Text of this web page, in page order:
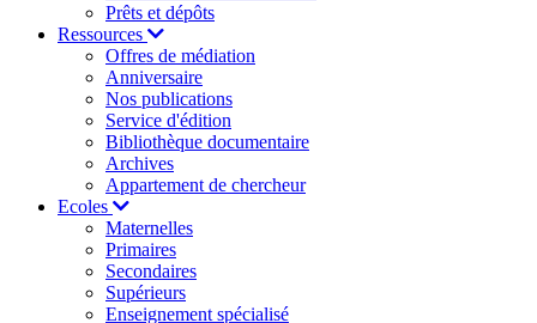
Prêts et dépôts
Ressources
Offres de médiation
Anniversaire
Nos publications
Service d'édition
Bibliothèque documentaire
Archives
Appartement de chercheur
Ecoles
Maternelles
Primaires
Secondaires
Supérieurs
Enseignement spécialisé